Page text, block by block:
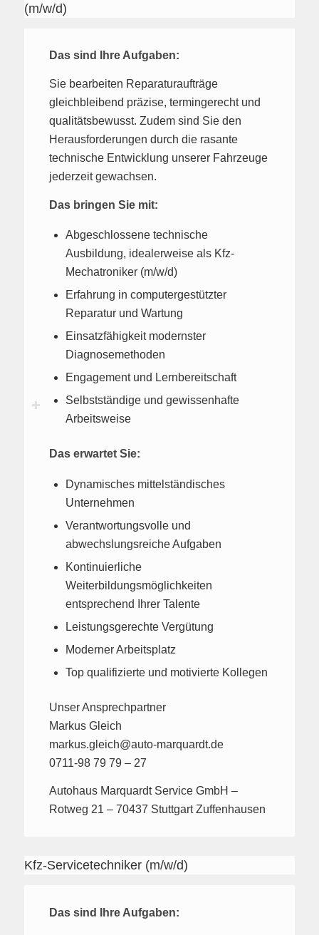
(m/w/d)
Das sind Ihre Aufgaben:
Sie bearbeiten Reparaturaufträge
gleichbleibend präzise, termingerecht und
qualitätsbewusst. Zudem sind Sie den
Herausforderungen durch die rasante
technische Entwicklung unserer Fahrzeuge
jederzeit gewachsen.
Das bringen Sie mit:
Abgeschlossene technische
Ausbildung, idealerweise als Kfz-
Mechatroniker (m/w/d)
Erfahrung in computergestützter
Reparatur und Wartung
Einsatzfähigkeit modernster
Diagnosemethoden
Engagement und Lernbereitschaft
Selbstständige und gewissenhafte
Arbeitsweise
Das erwartet Sie:
Dynamisches mittelständisches
Unternehmen
Verantwortungsvolle und
abwechslungsreiche Aufgaben
Kontinuierliche
Weiterbildungsmöglichkeiten
entsprechend Ihrer Talente
Leistungsgerechte Vergütung
Moderner Arbeitsplatz
Top qualifizierte und motivierte Kollegen
Unser Ansprechpartner
Markus Gleich
markus.gleich@auto-marquardt.de
0711-98 79 79 – 27
Autohaus Marquardt Service GmbH –
Rotweg 21 – 70437 Stuttgart Zuffenhausen
Kfz-Servicetechniker (m/w/d)
Das sind Ihre Aufgaben: